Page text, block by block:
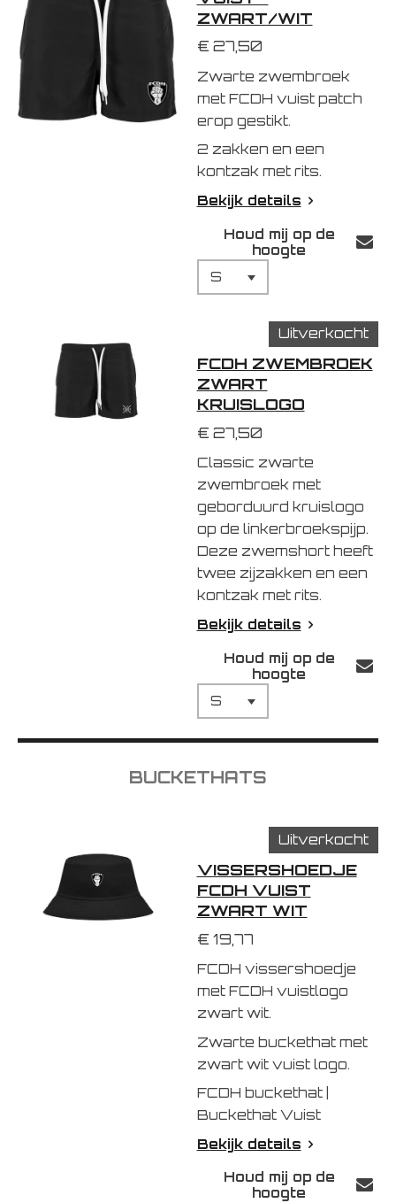
ZWART/WIT
€ 27,50
Zwarte zwembroek
met FCDH vuist patch
erop gestikt.
2 zakken en een
kontzak met rits.
Bekijk details
Houd mij op de
hoogte
Uitverkocht
FCDH ZWEMBROEK
ZWART
KRUISLOGO
€ 27,50
Classic zwarte
zwembroek met
geborduurd kruislogo
op de linkerbroekspijp.
Deze zwemshort heeft
twee zijzakken en een
kontzak met rits.
Bekijk details
Houd mij op de
hoogte
BUCKETHATS
Uitverkocht
VISSERSHOEDJE
FCDH VUIST
ZWART WIT
€ 19,77
FCDH vissershoedje
met FCDH vuistlogo
zwart wit.
Zwarte buckethat met
zwart wit vuist logo.
FCDH buckethat |
Buckethat Vuist
Bekijk details
Houd mij op de
hoogte